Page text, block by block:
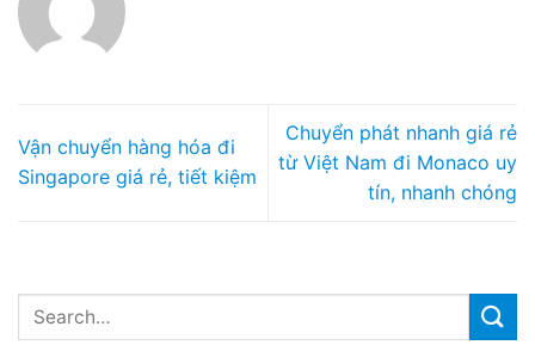
Vận chuyển hàng hóa đi
Singapore giá rẻ, tiết kiệm
Chuyển phát nhanh giá rẻ
từ Việt Nam đi Monaco uy
tín, nhanh chóng